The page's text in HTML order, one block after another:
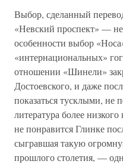
Выбор, сделанный
«Невский проспект» —
особенности выбор
«интернациональных»
отношении «Шинели»
Достоевского, и даже
показаться тусклыми, не
литература более
не понравится Глинке
сыгравшая такую
прошлого столетия, —